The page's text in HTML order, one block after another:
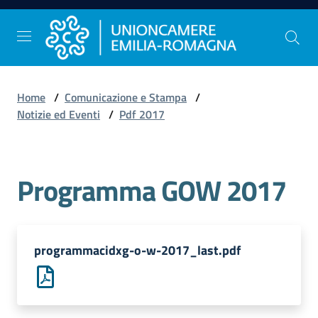
Vai al contenuto
Vai alla navigazione
Vai al footer
Comunicazione
Studi
al
Home / Comunicazione e Stampa /
Notizie ed Eventi / Pdf 2017
Programma GOW 2017
programmacidxg-o-w-2017_last.pdf